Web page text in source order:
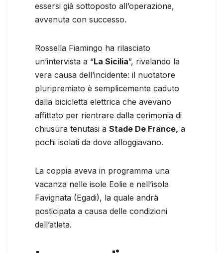
essersi già sottoposto all’operazione,
avvenuta con successo.
Rossella Fiamingo ha rilasciato
un’intervista a “La Sicilia”, rivelando la
vera causa dell’incidente: il nuotatore
pluripremiato è semplicemente caduto
dalla bicicletta elettrica che avevano
affittato per rientrare dalla cerimonia di
chiusura tenutasi a Stade De France, a
pochi isolati da dove alloggiavano.
La coppia aveva in programma una
vacanza nelle isole Eolie e nell’isola
Favignata (Egadi), la quale andrà
posticipata a causa delle condizioni
dell’atleta.